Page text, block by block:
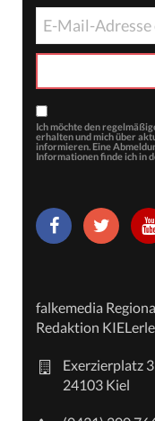
Ich möchte den
erhalten und mich über
informieren. Eine
Informationen finde ich in
falkemedia
Redaktion
Exerzierplatz 3
24103 Kiel